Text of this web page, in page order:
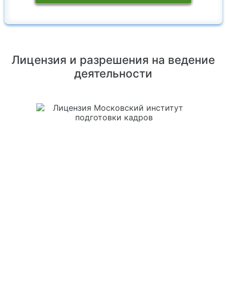
Лицензия и разрешения на ведение
деятельности